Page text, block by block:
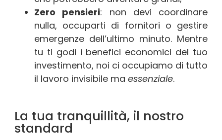
Zero pensieri: non devi coordinare
nulla, occuparti di fornitori o gestire
emergenze dell’ultimo minuto. Mentre
tu ti godi i benefici economici del tuo
investimento, noi ci occupiamo di tutto
il lavoro invisibile ma essenziale.
La tua tranquillità, il nostro
standard